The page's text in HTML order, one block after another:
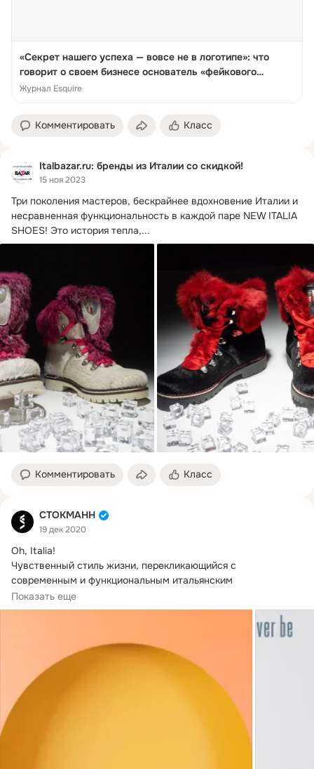
«Секрет нашего успеха — вовсе не в логотипе»: что
говорит о своем бизнесе основатель «фейкового
Supreme»
Журнал Esquire
Комментировать Класс
Italbazar.ru: бренды из Италии со скидкой!
15 ноя 2023
Три поколения мастеров, бескрайнее вдохновение Италии и
несравненная функциональность в каждой паре NEW ITALIA
SHOES! Это история тепла,...
Комментировать Класс
СТОКМАНН
19 дек 2020
Oh, Italia!
Чувственный стиль жизни, перекликающийся с
современным и функциональным итальянским
рационализмом нашёл отражение в коллекции бренда Ever
Be. 👞
Показать еще